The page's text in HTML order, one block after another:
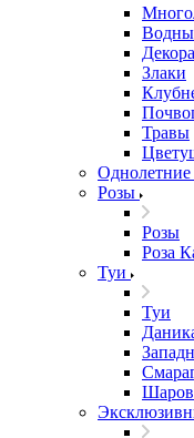
Злаки
Травы
Розы
Розы
Роза
Туи
Туи